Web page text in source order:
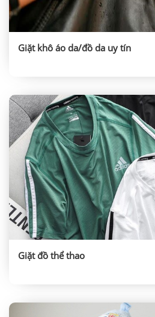
Giặt khô áo da/đồ da uy tín
Giặt đồ thể thao